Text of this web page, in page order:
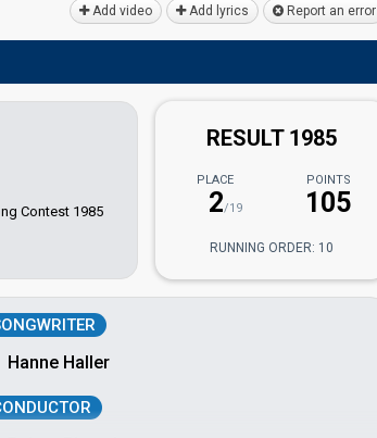
Add video Add lyrics Report an error
Contest 1985
RESULT 1985
PLACE
2/19
POINTS
105
RUNNING ORDER: 10
Hanne Haller